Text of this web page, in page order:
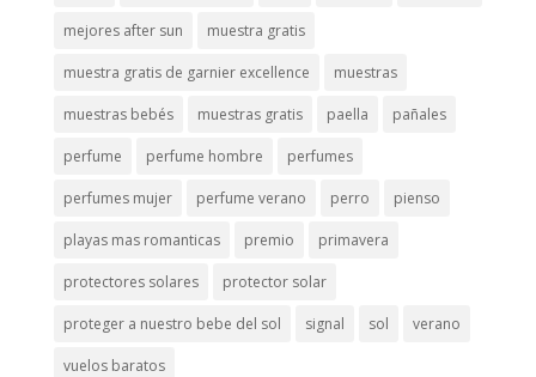
mejores after sun muestra gratis
muestra gratis de garnier excellence muestras
muestras bebés muestras gratis paella pañales
perfume perfume hombre perfumes
perfumes mujer perfume verano perro pienso
playas mas romanticas premio primavera
protectores solares protector solar
proteger a nuestro bebe del sol signal sol verano
vuelos baratos